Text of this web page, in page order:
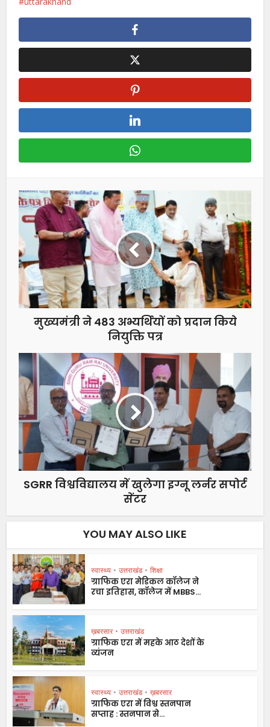
मुख्यमंत्री ने 483 अभ्यर्थियों को प्रदान किये
नियुक्ति पत्र
SGRR विश्वविद्यालय में खुलेगा इग्नू लर्नर सपोर्ट
सेंटर
YOU MAY ALSO LIKE
स्वास्थ्य • उत्तराखंड • शिक्षा
ग्राफिक एरा मेडिकल कॉलेज ने
रचा इतिहास, कॉलेज में MBBS...
ख़बरसार • उत्तराखंड
ग्राफिक एरा में महके आठ देशों के
व्यंजन
स्वास्थ्य • उत्तराखंड • ख़बरसार
ग्राफिक एरा में विश्व स्तनपान
सप्ताह : स्तनपान से...